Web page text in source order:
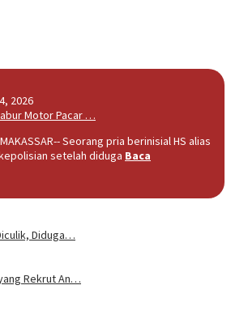
2026
Motor Pacar …
MAKASSAR-- Seorang pria berinisial HS alias
setelah diduga Baca
Diduga…
Rekrut An…